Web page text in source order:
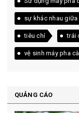
sự khác nhau giữa
tiêu chí trái
vệ sinh máy pha
QUẢNG CÁO